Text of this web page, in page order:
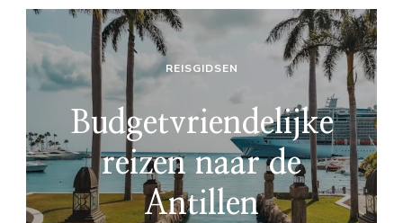
REISGIDSEN
Budgetvriendelijke
reizen naar de
Antillen